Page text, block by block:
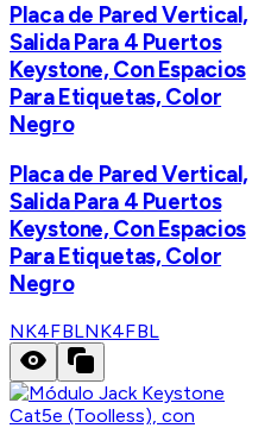
Placa de Pared Vertical,
Salida Para 4 Puertos
Keystone, Con Espacios
Para Etiquetas, Color
Negro
Placa de Pared Vertical,
Salida Para 4 Puertos
Keystone, Con Espacios
Para Etiquetas, Color
Negro
NK4FBLNK4FBL